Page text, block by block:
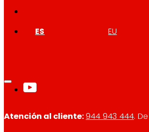
ES EU
Síguenos
Atención al cliente:944 943 444.